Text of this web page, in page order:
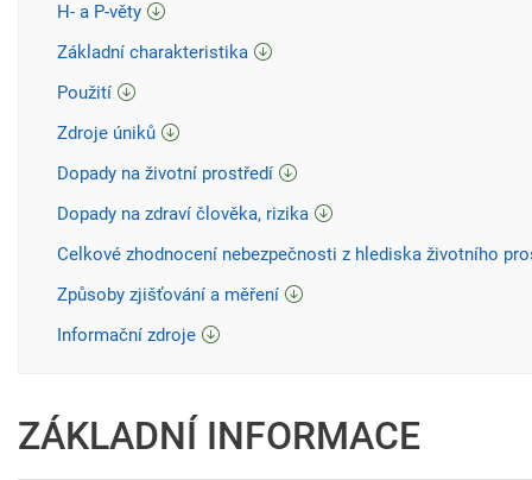
H- a P-věty
Základní charakteristika
Použití
Zdroje úniků
Dopady na životní prostředí
Dopady na zdraví člověka, rizika
Celkové zhodnocení nebezpečnosti z hlediska životního
Způsoby zjišťování a měření
Informační zdroje
ZÁKLADNÍ INFORMACE